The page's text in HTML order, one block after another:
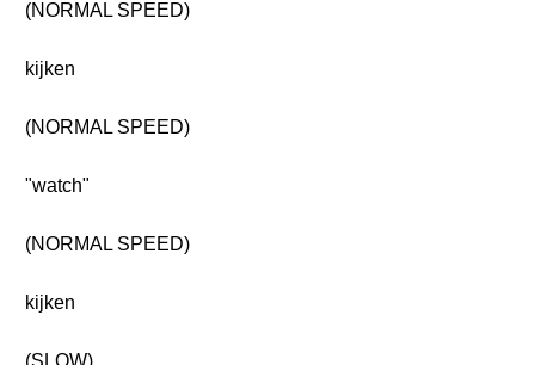
(NORMAL SPEED)
kijken
(NORMAL SPEED)
"watch"
(NORMAL SPEED)
kijken
(SLOW)